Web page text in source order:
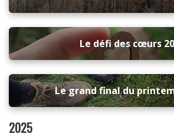
Le défi des cœurs
Le grand final du
2025